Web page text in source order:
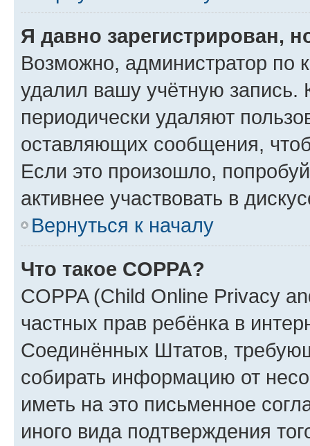
Я давно зарегистрирован,
Возможно, администратор по
удалил вашу учётную запись.
периодически удаляют
оставляющих сообщения,
Если это произошло,
активнее участвовать в
Вернуться к началу
Что такое COPPA?
COPPA (Child Online Privacy
частных прав ребёнка в
Соединённых Штатов,
собирать информацию от
иметь на это письменное
иного вида подтверждения